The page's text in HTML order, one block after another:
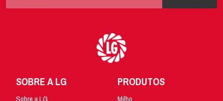
SOBRE A LG
Sobre a LG
PRODUTOS
Milho